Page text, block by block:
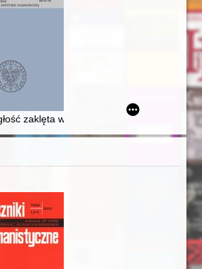
zaklęta w poezji - językowe